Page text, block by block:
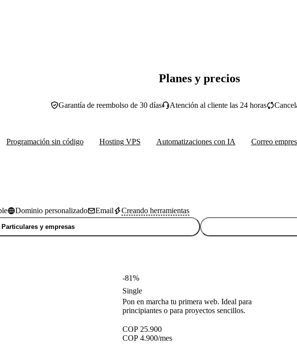
Planes y precios
Garantía de reembolso de 30 días Atención al cliente las 24 horas
Programación sin código Hosting VPS Automatizaciones con IA Correo
Dominio personalizado Email Creando herramientas
Particulares y empresas
-81%
Single
Pon en marcha tu primera web. Ideal para
principiantes o para proyectos sencillos.
COP 25.900
COP 4.900/mes